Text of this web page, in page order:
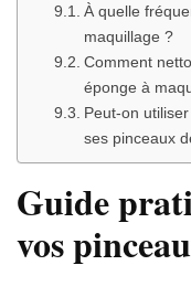
À quelle
maquillage ?
Comment
éponge à
Peut-on
ses pinceaux
Guide
vos